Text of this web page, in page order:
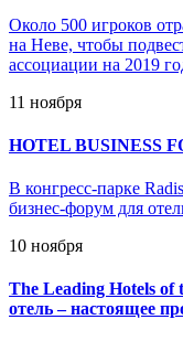
Около 500 игроков
на Неве, чтобы
ассоциации на 2019
11 ноября
HOTEL BUSINESS
В конгресс-парке
бизнес-форум для
10 ноября
The Leading Hotels
отель – настоящее